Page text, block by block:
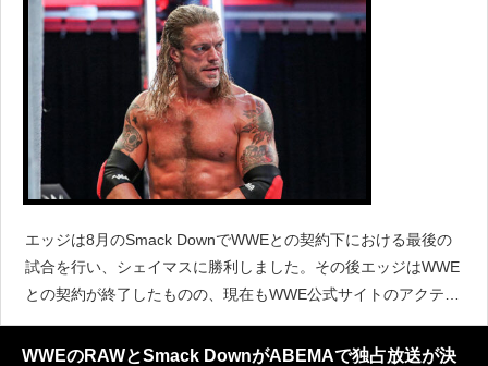
エッジは8月のSmack DownでWWEとの契約下における最後の
試合を行い、シェイマスに勝利しました。その後エッジはWWE
との契約が終了したものの、現在もWWE公式サイトのアクティ
ブロスターとして掲載されています。しかし『PWInsider』によ
ると、エッジはWWE内のロスターから
WWEのRAWとSmack DownがABEMAで独占放送が決